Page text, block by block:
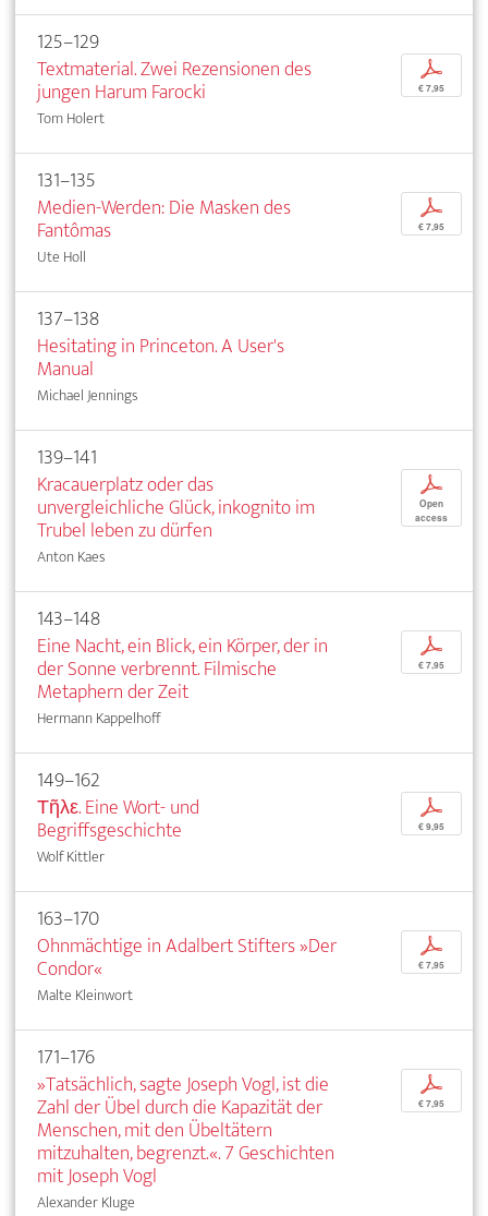
125–129
Textmaterial. Zwei Rezensionen des
jungen Harum Farocki
Tom Holert
p
€ 7,95
131–135
Medien-Werden: Die Masken des
Fantômas
Ute Holl
p
€ 7,95
137–138
Hesitating in Princeton. A User's
Manual
Michael Jennings
139–141
Kracauerplatz oder das
unvergleichliche Glück, inkognito im
Trubel leben zu dürfen
Anton Kaes
p
Open
access
143–148
Eine Nacht, ein Blick, ein Körper, der in
der Sonne verbrennt. Filmische
Metaphern der Zeit
Hermann Kappelhoff
p
€ 7,95
149–162
Τῆλε. Eine Wort- und
Begriffsgeschichte
Wolf Kittler
p
€ 9,95
163–170
Ohnmächtige in Adalbert Stifters »Der
Condor«
Malte Kleinwort
p
€ 7,95
171–176
»Tatsächlich, sagte Joseph Vogl, ist die
Zahl der Übel durch die Kapazität der
Menschen, mit den Übeltätern
mitzuhalten, begrenzt.«. 7 Geschichten
mit Joseph Vogl
Alexander Kluge
p
€ 7,95